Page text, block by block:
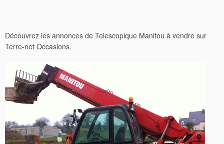
Découvrez les annonces de Telescopique Manitou à vendre sur
Terre-net Occasions.